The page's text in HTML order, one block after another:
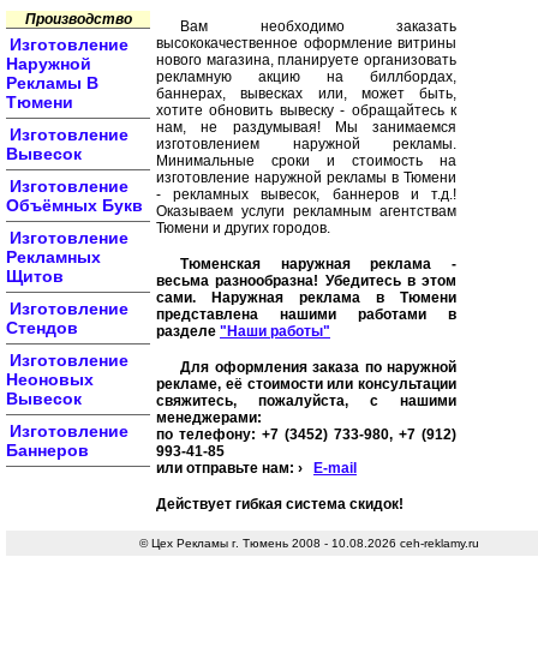
Производство
Изготовление
Наружной
Рекламы В
Тюмени
Изготовление
Вывесок
Изготовление
Объёмных Букв
Изготовление
Рекламных
Щитов
Изготовление
Стендов
Изготовление
Неоновых
Вывесок
Изготовление
Баннеров
Вам необходимо заказать
высококачественное оформление витрины
нового магазина, планируете организовать
рекламную акцию на биллбордах,
баннерах, вывесках или, может быть,
хотите обновить вывеску - обращайтесь к
нам, не раздумывая! Мы занимаемся
изготовлением наружной рекламы.
Минимальные сроки и стоимость на
изготовление наружной рекламы в Тюмени
- рекламных вывесок, баннеров и т.д.!
Оказываем услуги рекламным агентствам
Тюмени и других городов.
Тюменская наружная реклама -
весьма разнообразна! Убедитесь в этом
сами. Наружная реклама в Тюмени
представлена нашими работами в
разделе "Наши работы"
Для оформления заказа по наружной
рекламе, её стоимости или консультации
свяжитесь, пожалуйста, с нашими
менеджерами:
по телефону: +7 (3452) 733-980, +7 (912)
993-41-85
или отправьте нам: ›
E-mail
Действует гибкая система скидок!
© Цех Рекламы г. Тюмень 2008 - 10.08.2026 ceh-reklamy.ru